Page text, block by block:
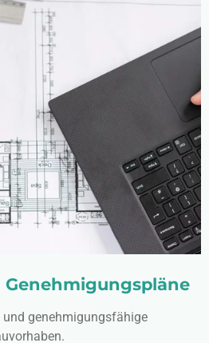
Genehmigungspläne
genehmigungsfähige